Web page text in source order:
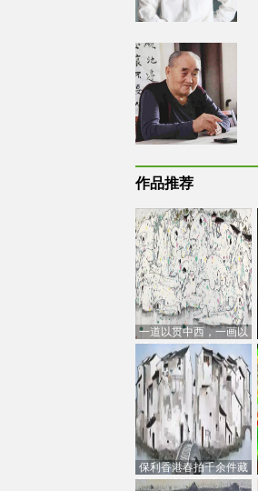
作品推荐
一道以贯中西，一画以
通古今：吴冠中的绘画
创
保利香港春拍千余件藏
品估价逾7亿港元，吴冠